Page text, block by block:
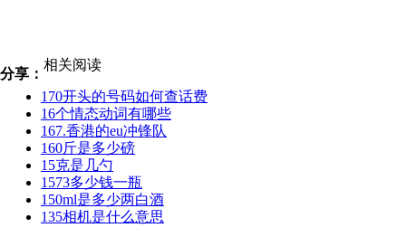
分享：
相关阅读
170开头的号码如何查话费
16个情态动词有哪些
167.香港的eu冲锋队
160斤是多少磅
15克是几勺
1573多少钱一瓶
150ml是多少两白酒
135相机是什么意思